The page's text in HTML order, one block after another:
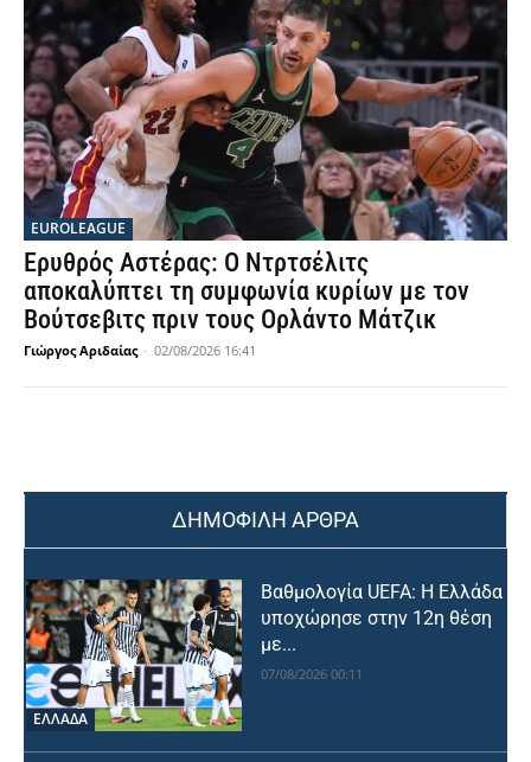
EUROLEAGUE
Ερυθρός Αστέρας: Ο Ντρτσέλιτς
αποκαλύπτει τη συμφωνία κυρίων με τον
Βούτσεβιτς πριν τους Ορλάντο Μάτζικ
Γιώργος Αριδαίας - 02/08/2026 16:41
ΔΗΜΟΦΙΛΗ ΑΡΘΡΑ
ΕΛΛΑΔΑ
Βαθμολογία UEFA: Η Ελλάδα
υποχώρησε στην 12η θέση
με...
07/08/2026 00:11